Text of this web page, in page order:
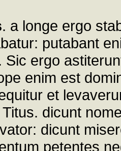
. a longe ergo
putabant
Sic ergo
enim est
et
dicunt
dicunt
petentes